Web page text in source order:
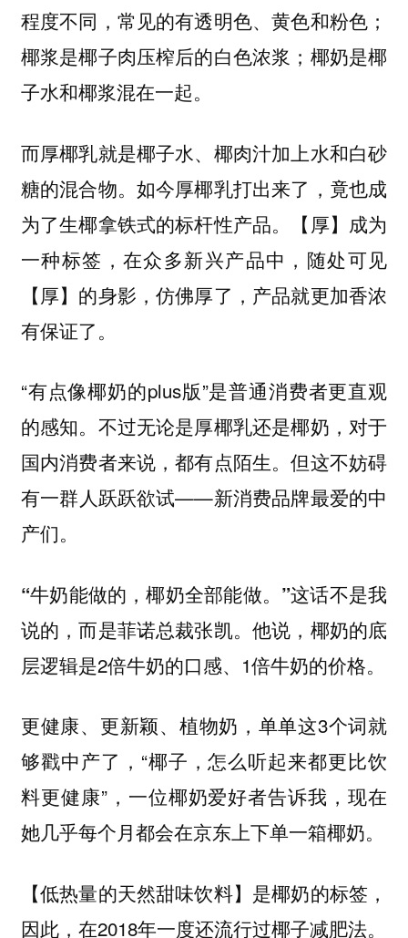
程度不同，常见的有透明色、黄色和粉色；
椰浆是椰子肉压榨后的白色浓浆；椰奶是椰
子水和椰浆混在一起。
而厚椰乳就是椰子水、椰肉汁加上水和白砂
糖的混合物。如今厚椰乳打出来了，竟也成
为了生椰拿铁式的标杆性产品。【厚】成为
一种标签，在众多新兴产品中，随处可见
【厚】的身影，仿佛厚了，产品就更加香浓
有保证了。
“有点像椰奶的plus版”是普通消费者更直观
的感知。不过无论是厚椰乳还是椰奶，对于
国内消费者来说，都有点陌生。但这不妨碍
有一群人跃跃欲试——新消费品牌最爱的中
产们。
“牛奶能做的，椰奶全部能做。”这话不是我
说的，而是菲诺总裁张凯。他说，椰奶的底
层逻辑是2倍牛奶的口感、1倍牛奶的价格。
更健康、更新颖、植物奶，单单这3个词就
够戳中产了，“椰子，怎么听起来都更比饮
料更健康”，一位椰奶爱好者告诉我，现在
她几乎每个月都会在京东上下单一箱椰奶。
【低热量的天然甜味饮料】是椰奶的标签，
因此，在2018年一度还流行过椰子减肥法。